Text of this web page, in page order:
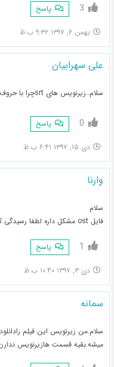
3 پاسخ
بهمن ۶, ۱۳۹۷ ۹:۳۲ ب.ظ
علی سهرابیان
سلام..زیرنویس های srtچرا با حروف بهم ریخته میاد؟پلیر خوب و به روز ذارم
0 پاسخ
دی ۱۵, ۱۳۹۷ ۶:۴۱ ب.ظ
وارنا
سلام
فایل ost مشکل داره لطفا رسیدگی کنید
1 پاسخ
دی ۳, ۱۳۹۷ ۱۰:۴۰ ب.ظ
سمانه
میشه.بقیه قسمت هازیرنویس